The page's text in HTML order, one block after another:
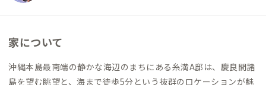
家について
沖縄本島最南端の静かな海辺のまちにある糸満A邸は、慶良間諸
島を望む眺望と、海まで徒歩5分という抜群のロケーションが魅